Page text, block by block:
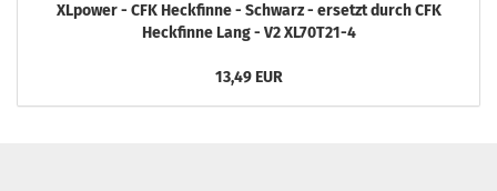
XLpower - CFK Heckfinne - Schwarz - ersetzt durch CFK
Heckfinne Lang - V2 XL70T21-4
13,49 EUR